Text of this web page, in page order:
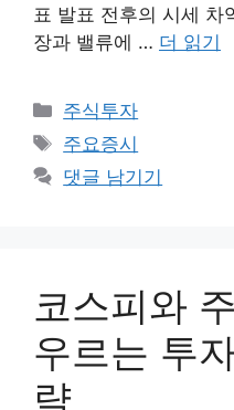
표 발표 전후의 시세 차
장과 밸류에 … 더 읽기
카
테
리
주식투자
태
그
주요증시
댓글 남기기
코스피와
우르는 투
략